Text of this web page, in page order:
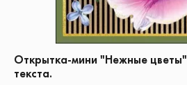
Открытка-мини "Нежные
текста.